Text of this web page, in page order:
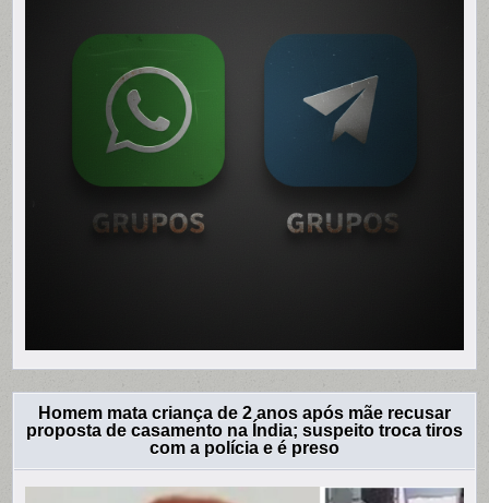
Homem mata criança de 2 anos após mãe recusar
proposta de casamento na Índia; suspeito troca tiros
com a polícia e é preso